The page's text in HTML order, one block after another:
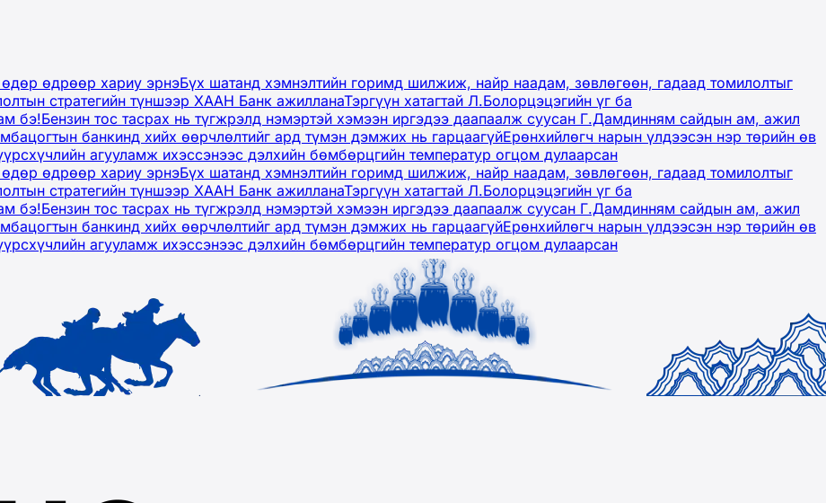
өдөр өдрөөр хариу эрнэБүх шатанд хэмнэлтийн горимд шилжиж, найр наадам, зөвлөгөөн, гадаад томилолтыг
стратегийн түншээр ХААН Банк ажилланаТэргүүн хатагтай Л.Болорцэцэгийн үг ба
бэ!Бензин тос тасрах нь түгжрэлд нэмэртэй хэмээн иргэдээ даапаалж суусан Г.Дамдинням сайдын ам, ажил
банкинд хийх өөрчлөлтийг ард түмэн дэмжих нь гарцаагүйЕрөнхийлөгч нарын үлдээсэн нэр төрийн өв
агууламж ихэссэнээс дэлхийн бөмбөрцгийн температур огцом дулаарсан
өдөр өдрөөр хариу эрнэБүх шатанд хэмнэлтийн горимд шилжиж, найр наадам, зөвлөгөөн, гадаад томилолтыг
стратегийн түншээр ХААН Банк ажилланаТэргүүн хатагтай Л.Болорцэцэгийн үг ба
бэ!Бензин тос тасрах нь түгжрэлд нэмэртэй хэмээн иргэдээ даапаалж суусан Г.Дамдинням сайдын ам, ажил
банкинд хийх өөрчлөлтийг ард түмэн дэмжих нь гарцаагүйЕрөнхийлөгч нарын үлдээсэн нэр төрийн өв
агууламж ихэссэнээс дэлхийн бөмбөрцгийн температур огцом дулаарсан